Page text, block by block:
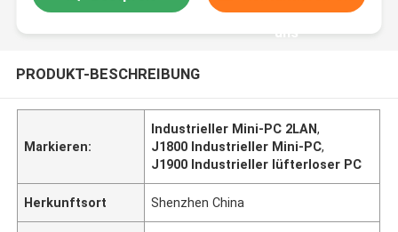
uns
PRODUKT-BESCHREIBUNG
Markieren:
Industrieller Mini-PC 2LAN,
J1800 Industrieller Mini-PC,
J1900 Industrieller lüfterloser PC
Herkunftsort Shenzhen China